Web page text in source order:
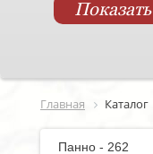
Главная Каталог
Панно - 262